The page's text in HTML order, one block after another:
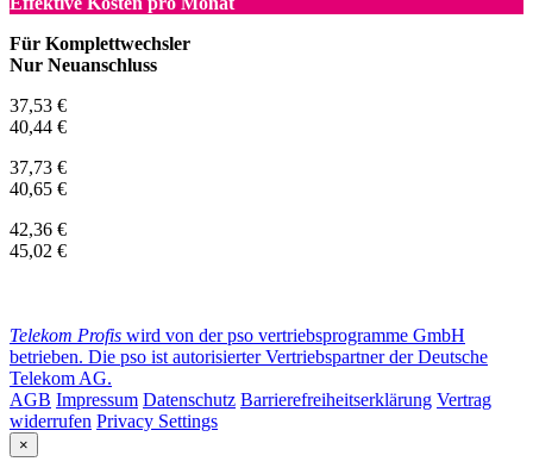
Für Komplettwechsler
Nur Neuanschluss
37,53 €
40,44 €
37,73 €
40,65 €
42,36 €
45,02 €
Telekom Profis wird von der pso vertriebsprogramme GmbH
betrieben. Die pso ist autorisierter Vertriebspartner der Deutsche
Telekom AG.
AGB Impressum Datenschutz Barrierefreiheitserklärung Vertrag
widerrufen Privacy Settings
×